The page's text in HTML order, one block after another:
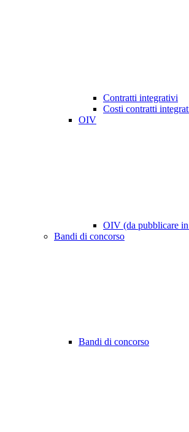
Contratti integrativi
Costi contratti
OIV
OIV (da pubblicare
Bandi di concorso
Bandi di concorso